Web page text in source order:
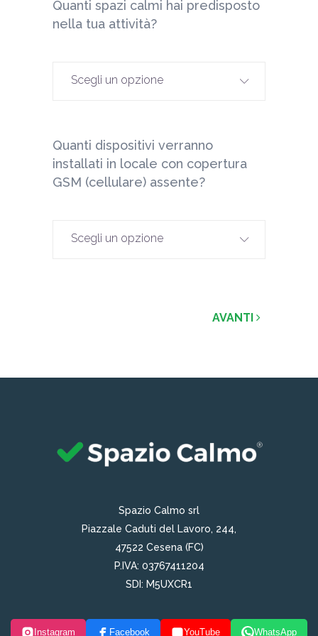
Quanti spazi calmi hai predisposto
nella tua attività?
Scegli un opzione
Quanti dispositivi verranno
installati in locale con copertura
GSM (cellulare) assente?
Scegli un opzione
AVANTI
Spazio Calmo srl
Piazzale Caduti del Lavoro, 244,
47522 Cesena (FC)
P.IVA: 03767411204
SDI: M5UXCR1
Instagram Facebook YouTube WhatsApp